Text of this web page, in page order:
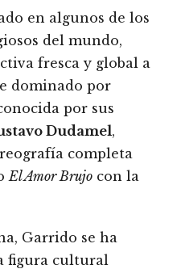
en algunos de los
del mundo,
fresca y global a
dominado por
por sus
Dudamel,
completa
El Amor Brujo con la
Garrido se ha
figura cultural